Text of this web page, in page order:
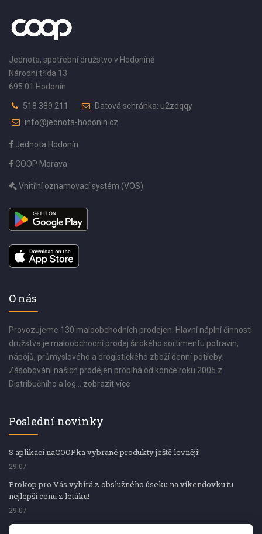
Jednota, spotřební družstvo v Hodoníně
Národní třída 13
695 01 Hodonín
518 389 211
Datová schránka: u2zdqqy
info@jednota-hodonin.cz
Jednota Hodonín
COOP Morava
Vnitřní oznamovací systém (VOS)
O nás
Provozujeme 130 maloobchodních prodejen. Hlavní náplní činnosti
družstva je maloobchodní prodej širokého sortimentu potravin,
nápojů, průmyslového a drogistického zboží denní potřeby.
Zásobování našich prodejen probíhá od konce roku 2005 z
Distribučního a log... zobrazit více
Poslední novinky
S aplikací naCOOPka vybrané produkty ještě levněji!
29.07
Prokop pro Vás vybírá z obslužného úseku na víkendovku tu
nejlepší cenu z letáku!
29.07
Prokop pro Vás vybírá z obslužného úseku na víkendovku tu